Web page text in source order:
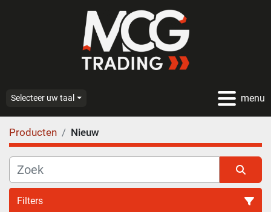
menu
Selecteer uw taal
Producten Nieuw
Filters